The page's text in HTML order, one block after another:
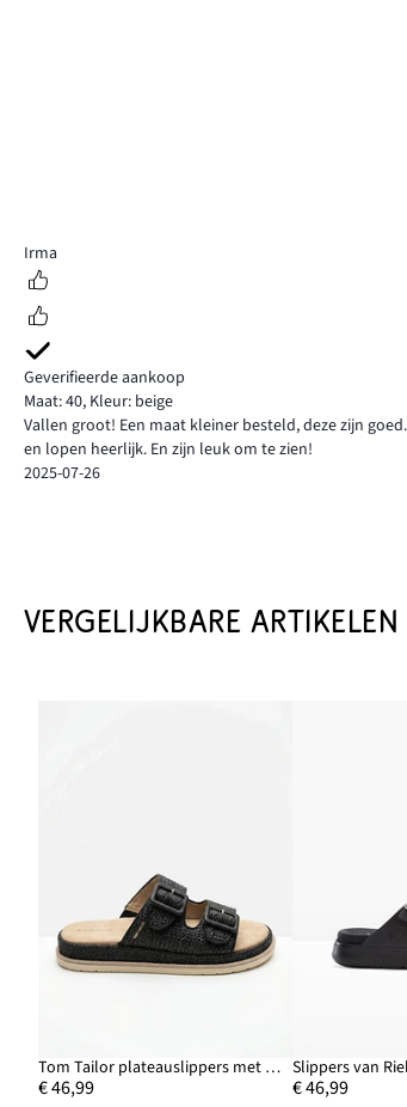
4
Irma
Geverifieerde aankoop
Maat: 40, Kleur: beige
Vallen groot! Een maat kleiner besteld, deze zijn
en lopen heerlijk. En zijn leuk om te zien!
2025-07-26
VERGELIJKBARE ARTIKELEN
Tom Tailor plateauslippers met gehaakt effect
€ 46,99
Slippers van
€ 46,99